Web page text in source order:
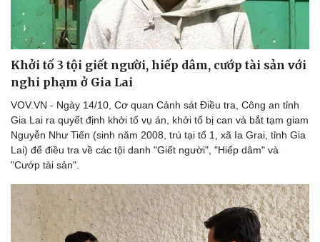
Khởi tố 3 tội giết người, hiếp dâm, cướp tài sản với
nghi phạm ở Gia Lai
VOV.VN - Ngày 14/10, Cơ quan Cảnh sát Điều tra, Công an tỉnh
Gia Lai ra quyết định khởi tố vụ án, khởi tố bị can và bắt tạm giam
Nguyễn Như Tiến (sinh năm 2008, trú tại tổ 1, xã Ia Grai, tỉnh Gia
Lai) để điều tra về các tội danh "Giết người", "Hiếp dâm" và
"Cướp tài sản".